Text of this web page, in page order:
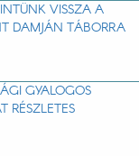
VISSZA A
DAMJÁN TÁBORRA
GYALOGOS
RÉSZLETES